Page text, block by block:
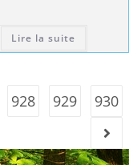
Lire la suite
928 929 930